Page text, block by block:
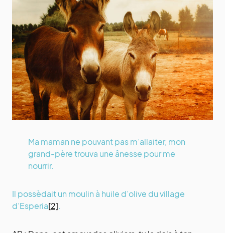
Ma maman ne pouvant pas m’allaiter, mon
grand-père trouva une ânesse pour me
nourrir.
Il possèdait un moulin à huile d’olive du village
d’Esperia[2].